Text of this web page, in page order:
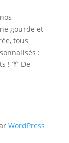
gourde et
tous
:
! 👔 De
WordPress